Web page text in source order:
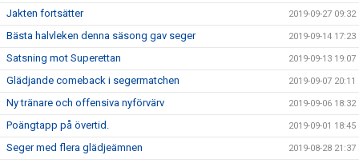
Jakten fortsätter 2019-09-27 09:32
Bästa halvleken denna säsong gav seger 2019-09-14 17:23
Satsning mot Superettan 2019-09-13 19:07
Glädjande comeback i segermatchen 2019-09-07 20:11
Ny tränare och offensiva nyförvärv 2019-09-06 18:32
Poängtapp på övertid. 2019-09-01 18:45
Seger med flera glädjeämnen 2019-08-28 21:37